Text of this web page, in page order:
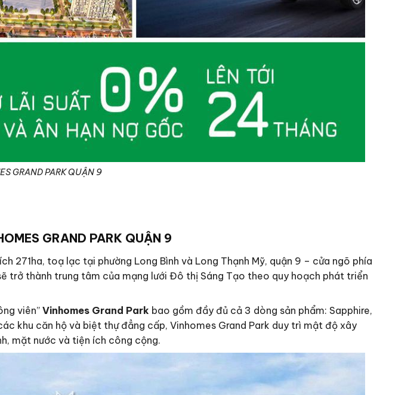
GRAND PARK QUẬN 9
GRAND PARK QUẬN 9
271ha, toạ lạc tại phường Long Bình và Long Thạnh Mỹ, quận 9 – cửa ngõ phía
trở thành trung tâm của mạng lưới Đô thị Sáng Tạo theo quy hoạch phát triển
viên” Vinhomes Grand Park bao gồm đầy đủ cả 3 dòng sản phẩm: Sapphire,
khu căn hộ và biệt thự đẳng cấp, Vinhomes Grand Park duy trì mật độ xây
mặt nước và tiện ích công cộng.